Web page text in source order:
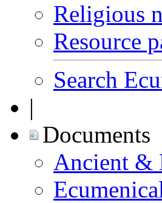
Religious
Resource
Search
|
Documents
Ancient &